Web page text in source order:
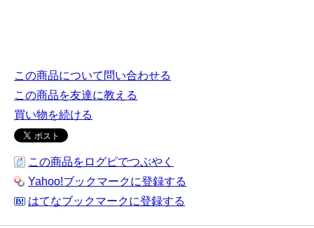
この商品について問い合わせる
この商品を友達に教える
買い物を続ける
この商品をログピでつぶやく
Yahoo!ブックマークに登録する
はてなブックマークに登録する